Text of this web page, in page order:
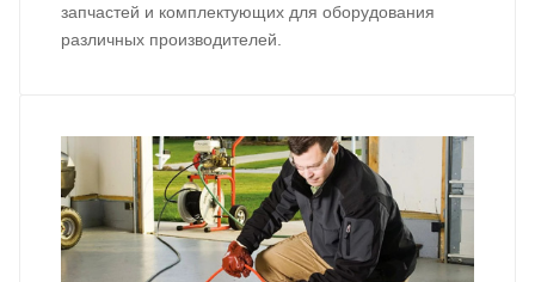
запчастей и комплектующих для оборудования
различных производителей.